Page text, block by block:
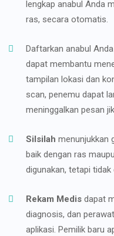
lengkap anabul Anda
ras, secara otomatis.
Daftarkan anabul
dapat membantu
tampilan lokasi dan
scan, penemu dapat
meninggalkan pesan
Silsilah menunjukkan
baik dengan ras
digunakan, tetapi tidak
Rekam Medis dapat
diagnosis, dan
aplikasi. Pemilik baru